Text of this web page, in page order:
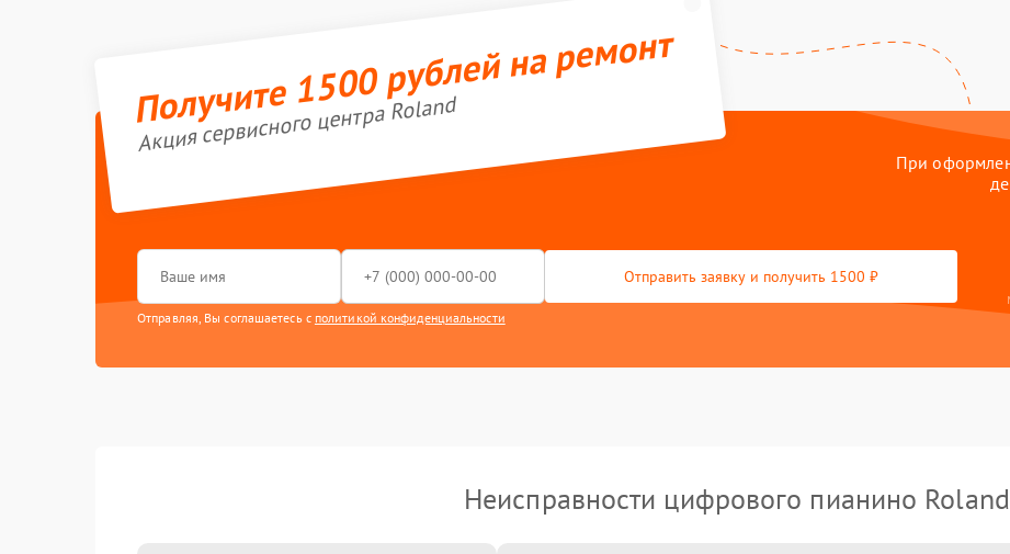
Получите 1500 рублей на ремонт
Акция сервисного центра Roland
При
Отправить заявку и получить 1500 ₽
Отправляя, Вы соглашаетесь с политикой конфиденциальности
Неисправности цифрового пианино Roland